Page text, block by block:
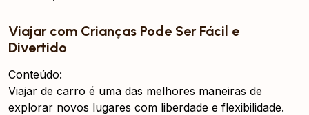
Viajar com Crianças Pode Ser Fácil e
Divertido
Conteúdo:
Viajar de carro é uma das melhores maneiras de
explorar novos lugares com liberdade e flexibilidade.